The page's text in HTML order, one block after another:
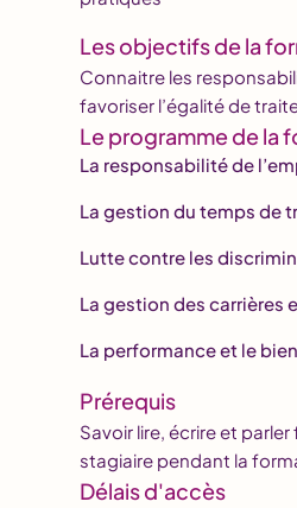
Les objectifs de la
Connaitre les
favoriser l’égalité de
Le programme de la
La responsabilité de
La gestion du temps de
Lutte contre les
La gestion des carrières
La performance et le
Prérequis
Savoir lire, écrire et
stagiaire pendant la
Délais d'accès